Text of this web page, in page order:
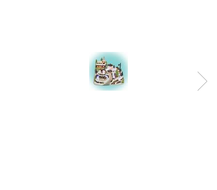
Hidrofor cu pompa submersibila
Pompe de stropit electrice